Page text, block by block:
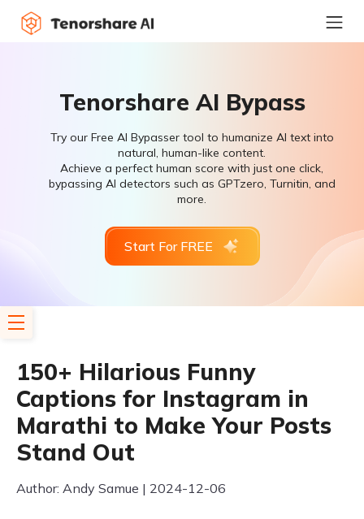
Tenorshare AI Bypass
Try our Free AI Bypasser tool to humanize AI text into
natural, human-like content.
Achieve a perfect human score with just one click,
bypassing AI detectors such as GPTzero, Turnitin, and
more.
Start For FREE
150+ Hilarious Funny
Captions for Instagram in
Marathi to Make Your Posts
Stand Out
Author: Andy Samue | 2024-12-06